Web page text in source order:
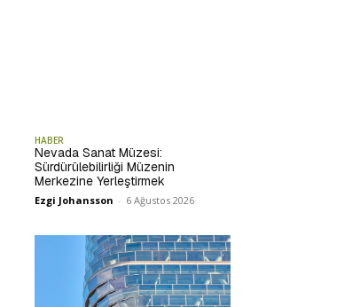
HABER
Nevada Sanat Müzesi:
Sürdürülebilirliği Müzenin
Merkezine Yerleştirmek
Ezgi Johansson - 6 Ağustos 2026